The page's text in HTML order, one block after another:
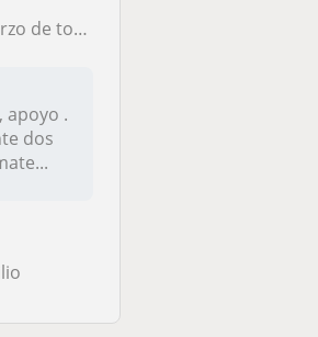
primaria a ma ESO
apoyo .
dos